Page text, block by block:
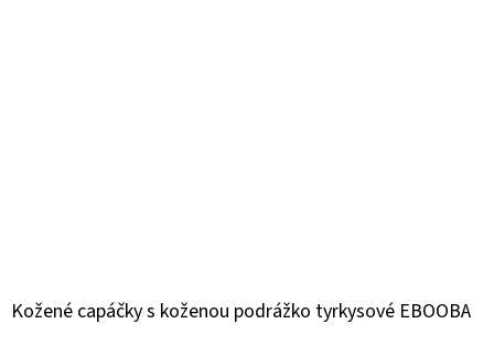
Kožené capáčky s koženou podrážko tyrkysové EBOOBA